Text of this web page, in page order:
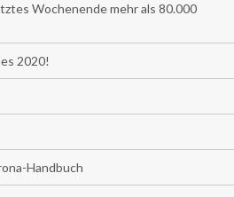
Wochenende mehr als 80.000
2020!
Handbuch